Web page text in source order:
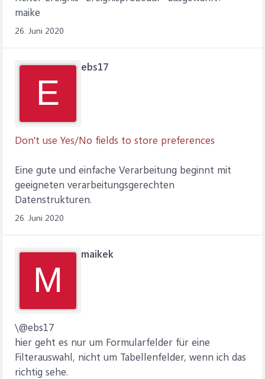
maike
26. Juni 2020
E
ebs17
Don't use Yes/No fields to store preferences
Eine gute und einfache Verarbeitung beginnt mit
geeigneten verarbeitungsgerechten
Datenstrukturen.
26. Juni 2020
M
maikek
\@ebs17
hier geht es nur um Formularfelder für eine
Filterauswahl, nicht um Tabellenfelder, wenn ich das
richtig sehe.